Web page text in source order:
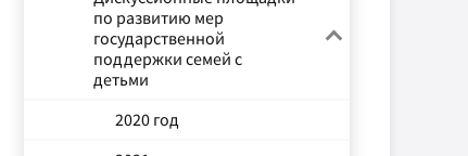
по развитию мер
государственной
поддержки семей с
детьми
2020 год